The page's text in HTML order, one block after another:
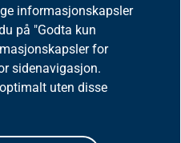
informasjonskapsler
på "Godta kun
for
sidenavigasjon.
uten disse